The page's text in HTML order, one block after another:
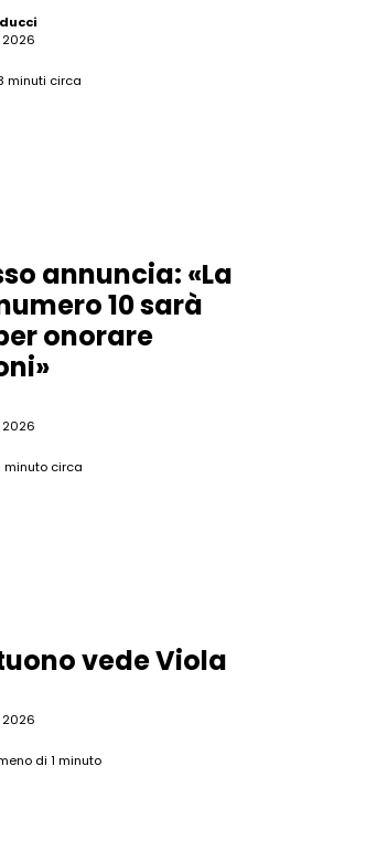
2026
minuti circa
annuncia: «La
10 sarà
onorare
2026
minuto circa
vede Viola
2026
di 1 minuto